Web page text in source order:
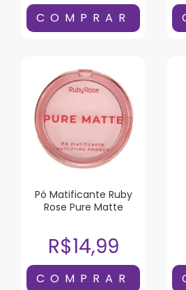
Pó Matificante Ruby
Rose Pure Matte
R$14,99